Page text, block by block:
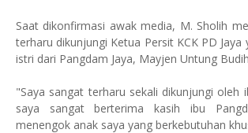
Saat dikonfirmasi awak media, M. Sholih
terharu dikunjungi Ketua Persit KCK PD Jaya
istri dari Pangdam Jaya, Mayjen Untung
"Saya sangat terharu sekali dikunjungi oleh
saya sangat berterima kasih ibu
menengok anak saya yang berkebutuhan